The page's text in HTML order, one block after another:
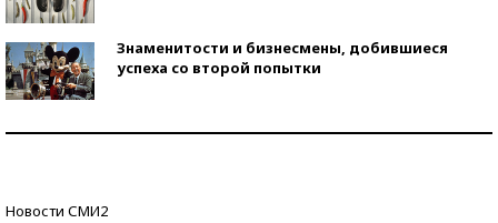
Знаменитости и бизнесмены, добившиеся
успеха со второй попытки
Новости СМИ2